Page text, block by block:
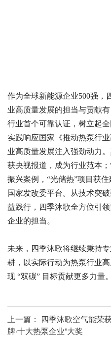
作为全球新能源企业500强，
业高质量发展的担当与贡献
行业首个可靠认证，树立起
实践响应国家《推动热泵行
业高质量发展注入强劲动力
获央视报道，成为行业范本
振兴案例，“光储热”项目获
国家发改委平台。从技术突
益践行，四季沐歌全方位引
企业的担当。
未来，四季沐歌将继续秉持
耕，以实际行动为热泵行业
现 “双碳” 目标贡献更多力量。
上一篇： 四季沐歌空气能荣
牌·十大热泵企业”大奖